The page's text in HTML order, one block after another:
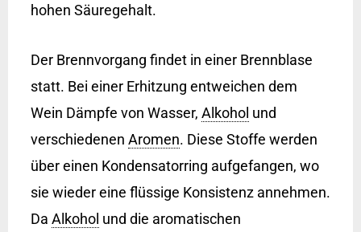
hohen Säuregehalt.
Der Brennvorgang findet in einer Brennblase
statt. Bei einer Erhitzung entweichen dem
Wein Dämpfe von Wasser, Alkohol und
verschiedenen Aromen. Diese Stoffe werden
über einen Kondensatorring aufgefangen, wo
sie wieder eine flüssige Konsistenz annehmen.
Da Alkohol und die aromatischen